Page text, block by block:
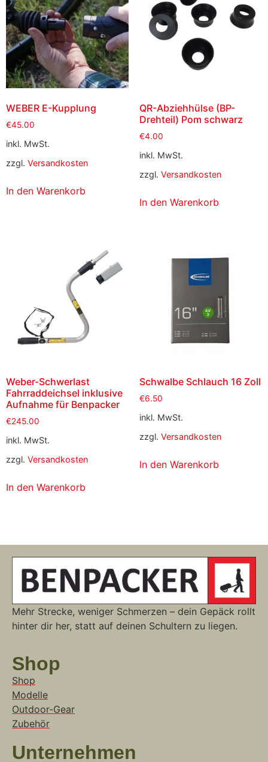
WEBER E-Kupplung
€45.00
inkl. MwSt.
zzgl. Versandkosten
In den Warenkorb
QR-Abziehhülse (BP-
Drehteil) Pom schwarz
€4.00
inkl. MwSt.
zzgl. Versandkosten
In den Warenkorb
Weber-Schwerlast
Fahrraddeichsel inklusive
Aufnahme für Benpacker
€245.00
inkl. MwSt.
zzgl. Versandkosten
In den Warenkorb
Schwalbe Schlauch 16 Zoll
€6.50
inkl. MwSt.
zzgl. Versandkosten
In den Warenkorb
Mehr Strecke, weniger Schmerzen – dein Gepäck rollt
hinter dir her, statt auf deinen Schultern zu liegen.
Shop
Shop
Modelle
Outdoor-Gear
Zubehör
Unternehmen